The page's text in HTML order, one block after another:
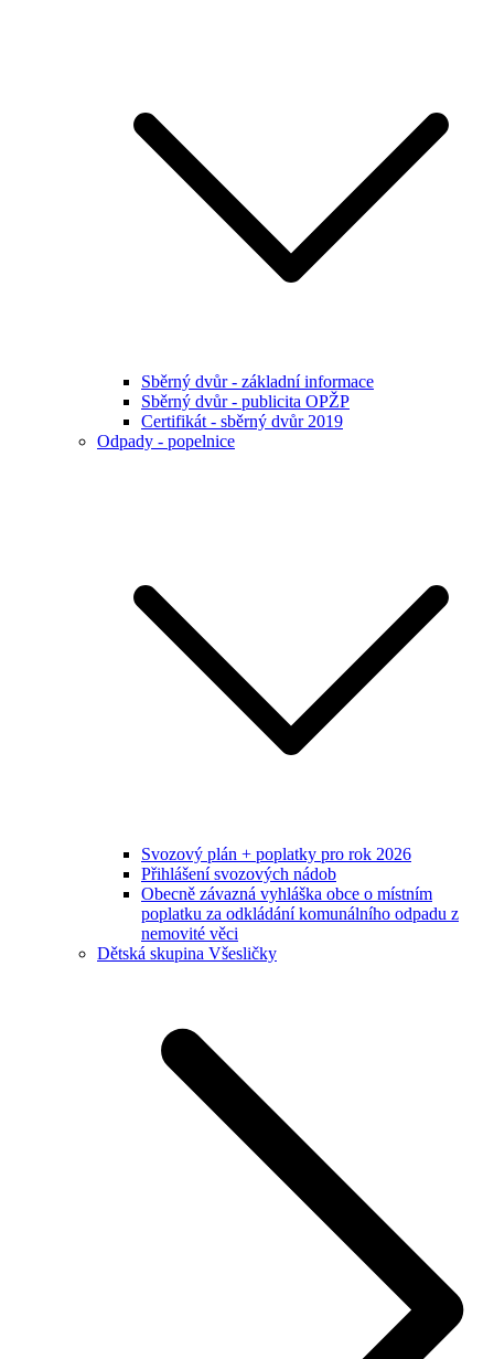
Sběrný dvůr - základní informace
Sběrný dvůr - publicita OPŽP
Certifikát - sběrný dvůr 2019
Odpady - popelnice
Svozový plán + poplatky pro rok 2026
Přihlášení svozových nádob
Obecně závazná vyhláška obce o místním
poplatku za odkládání komunálního odpadu z
nemovité věci
Dětská skupina Všesličky